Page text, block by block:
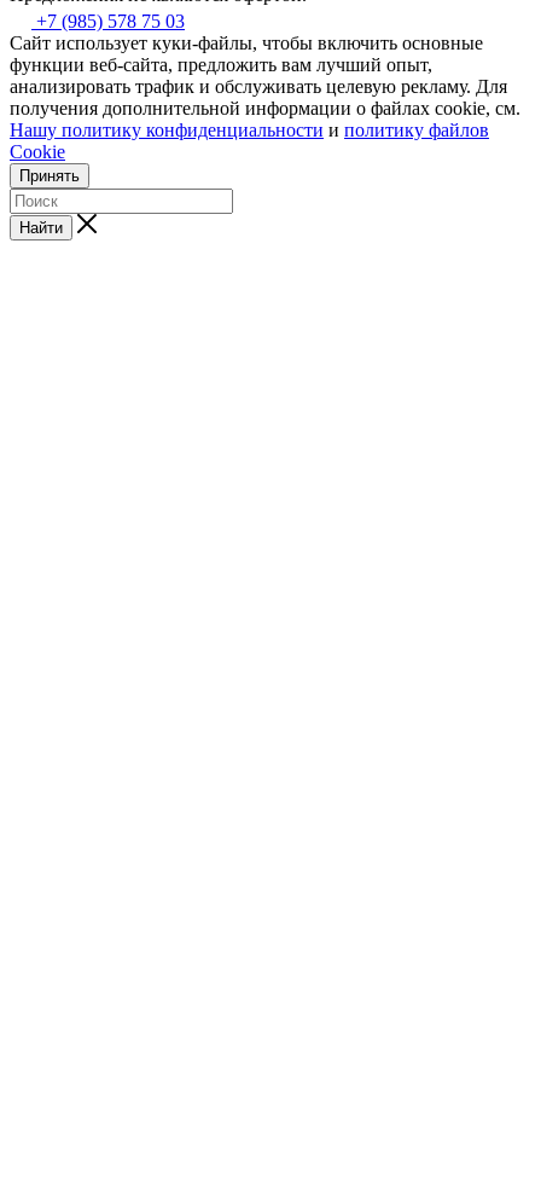
+7 (985) 578 75 03
Сайт использует куки-файлы, чтобы включить основные
функции веб-сайта, предложить вам лучший опыт,
анализировать трафик и обслуживать целевую рекламу. Для
получения дополнительной информации о файлах cookie, см.
Нашу политику конфиденциальности и политику файлов
Cookie
Принять
Найти